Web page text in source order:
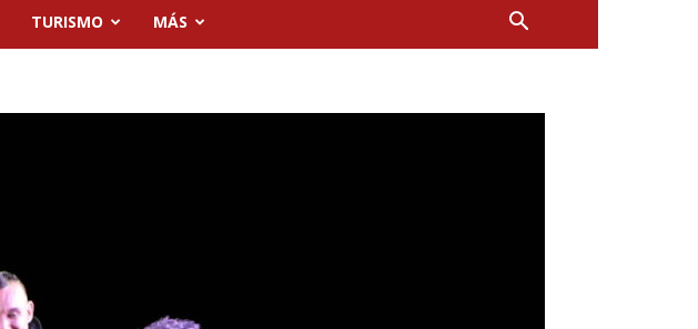
TURISMO MÁS